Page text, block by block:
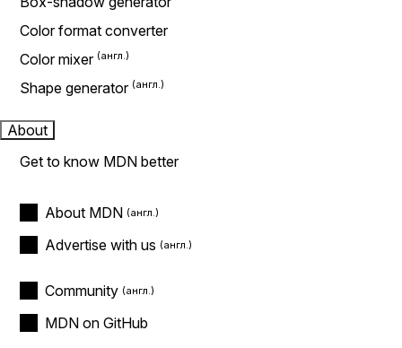
Color format converter
Color mixer
Shape generator
About
Get to know MDN better
About MDN
Advertise with us
Community
MDN on GitHub